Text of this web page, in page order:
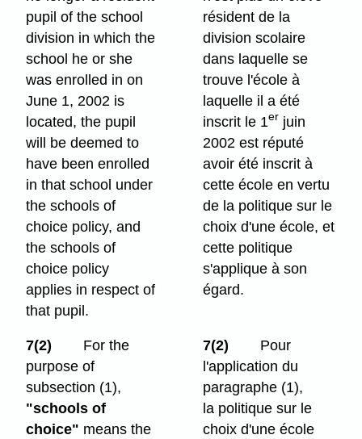
pupil of the school
division in which the
school he or she
was enrolled in on
June 1, 2002 is
located, the pupil
will be deemed to
have been enrolled
in that school under
the schools of
choice policy, and
the schools of
choice policy
applies in respect of
that pupil.
résident de la
division scolaire
dans laquelle se
trouve l'école à
laquelle il a été
inscrit le 1er juin
2002 est réputé
avoir été inscrit à
cette école en vertu
de la politique sur le
choix d'une école, et
cette politique
s'applique à son
égard.
7(2)
For the
purpose of
subsection (1),
"schools of
choice" means the
7(2)
Pour
l'application du
paragraphe (1),
la politique sur le
choix d'une école